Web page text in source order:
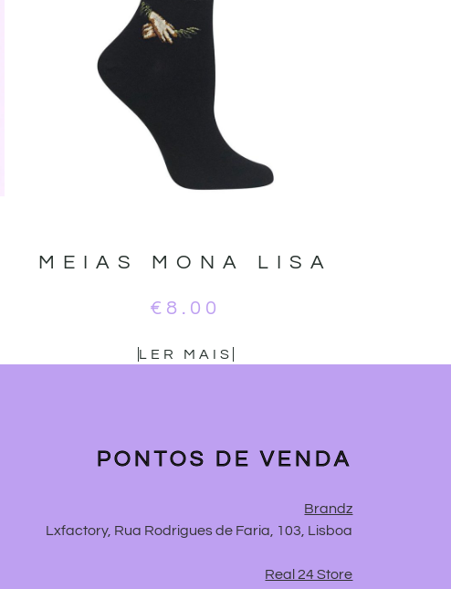
MEIAS MONA LISA
€ 8.00
LER MAIS
PONTOS DE VENDA
Brandz
Lxfactory, Rua Rodrigues de Faria, 103, Lisboa
Real 24 Store